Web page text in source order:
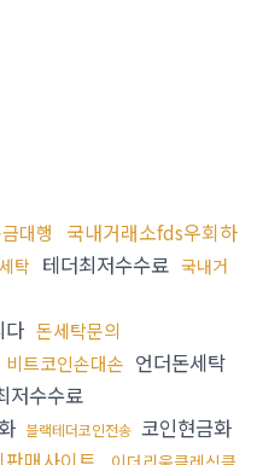
대행
국내거래소fds우회하
탁 테더최저수수료 국내거
다 돈세탁문의
비트코인손대손 언더돈세탁
저수수료
블랙테더코인전송 코인현금화